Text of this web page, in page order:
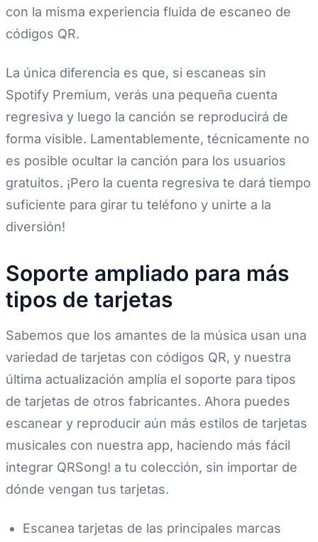
con la misma experiencia fluida de escaneo de
códigos QR.
La única diferencia es que, si escaneas sin
Spotify Premium, verás una pequeña cuenta
regresiva y luego la canción se reproducirá de
forma visible. Lamentablemente, técnicamente no
es posible ocultar la canción para los usuarios
gratuitos. ¡Pero la cuenta regresiva te dará tiempo
suficiente para girar tu teléfono y unirte a la
diversión!
Soporte ampliado para más
tipos de tarjetas
Sabemos que los amantes de la música usan una
variedad de tarjetas con códigos QR, y nuestra
última actualización amplía el soporte para tipos
de tarjetas de otros fabricantes. Ahora puedes
escanear y reproducir aún más estilos de tarjetas
musicales con nuestra app, haciendo más fácil
integrar QRSong! a tu colección, sin importar de
dónde vengan tus tarjetas.
Escanea tarjetas de las principales marcas